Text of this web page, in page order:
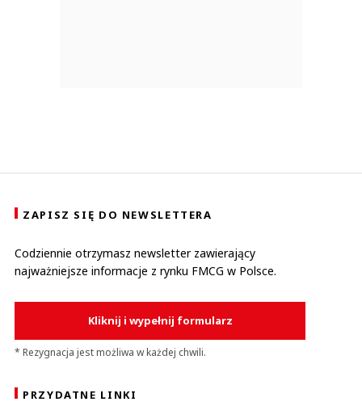
ZAPISZ SIĘ DO NEWSLETTERA
Codziennie otrzymasz newsletter zawierający
najważniejsze informacje z rynku FMCG w Polsce.
Kliknij i wypełnij formularz
* Rezygnacja jest możliwa w każdej chwili.
PRZYDATNE LINKI